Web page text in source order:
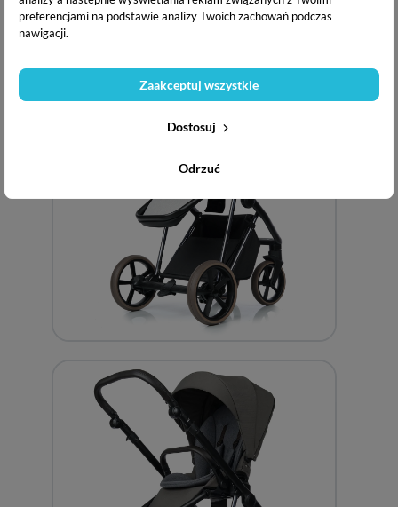
wózka IVI.
preferencjami na podstawie analizy Twoich zachowań podczas
nawigacji.
Odrzuć
Dostosuj
Zaakceptuj wszystkie